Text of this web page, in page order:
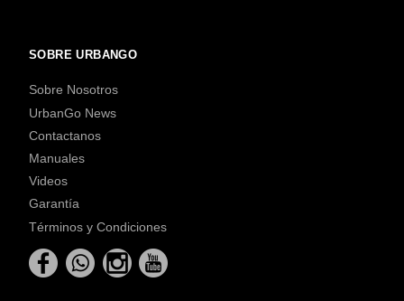
SOBRE URBANGO
Sobre Nosotros
UrbanGo News
Contactanos
Manuales
Videos
Garantía
Términos y Condiciones